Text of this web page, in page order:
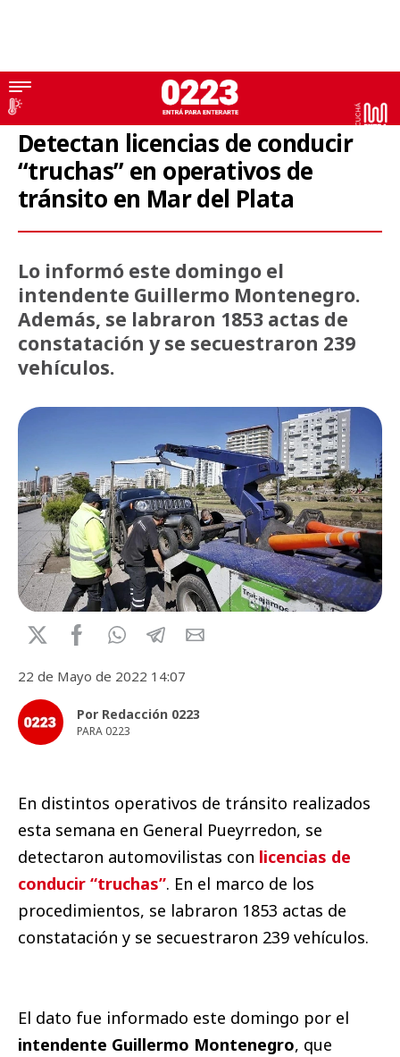
Tránsito
Detectan licencias de conducir
“truchas” en operativos de
tránsito en Mar del Plata
Lo informó este domingo el
intendente Guillermo Montenegro.
Además, se labraron 1853 actas de
constatación y se secuestraron 239
vehículos.
22 de Mayo de 2022 14:07
Por Redacción 0223
PARA 0223
En distintos operativos de tránsito realizados
esta semana en General Pueyrredon, se
detectaron automovilistas con licencias de
conducir “truchas”. En el marco de los
procedimientos, se labraron 1853 actas de
constatación y se secuestraron 239 vehículos.
El dato fue informado este domingo por el
intendente Guillermo Montenegro, que